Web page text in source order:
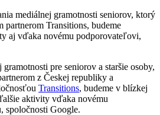
mediálnej gramotnosti seniorov, ktorý
partnerom Transitions, budeme
aj vďaka novému podporovateľovi,
pre seniorov a staršie osoby,
z Českej republiky a
Transitions, budeme v blízkej
aktivity vďaka novému
spoločnosti Google.